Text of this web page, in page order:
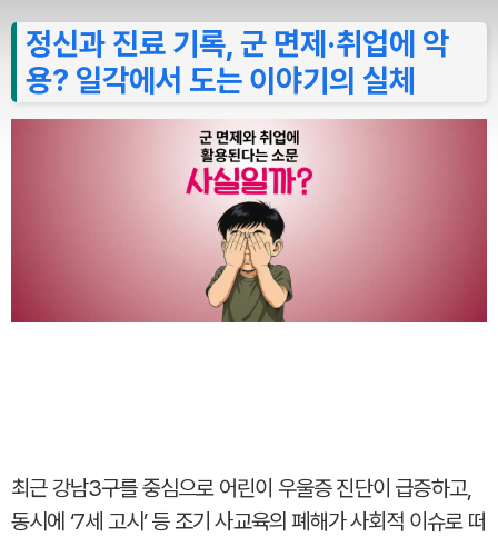
정신과 진료 기록, 군 면제·취업에 악
용? 일각에서 도는 이야기의 실체
최근 강남3구를 중심으로 어린이 우울증 진단이 급증하고,
동시에 ‘7세 고시’ 등 조기 사교육의 폐해가 사회적 이슈로 떠